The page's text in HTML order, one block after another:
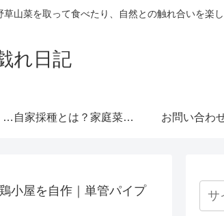
山菜を取って食べたり、自然との触れ合いを楽
れ日記
【最新・過去の種袋】ダイソーの種一覧まとめ！発売時期・全種類・栽培記録歴代リンク集 自家採種とは？家庭菜園で種をつなぐという選択 お問い合わ
小屋を自作｜単管パイプ